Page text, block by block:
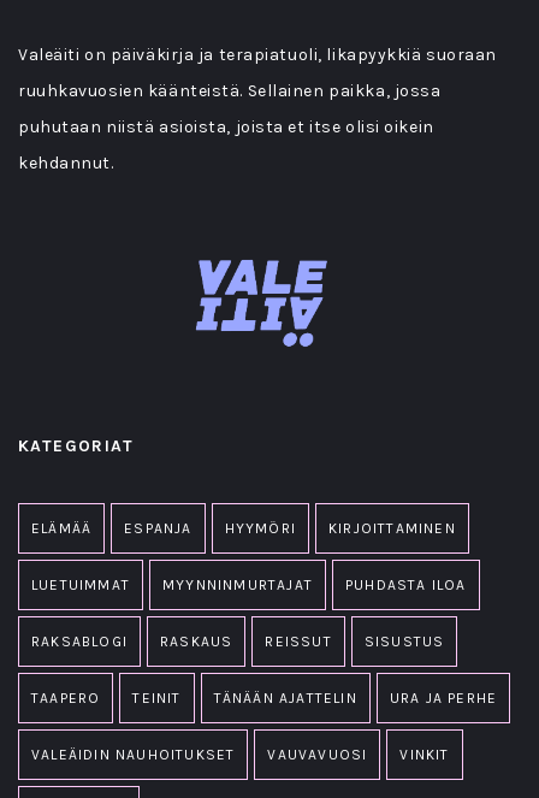
Valeäiti on päiväkirja ja terapiatuoli, likapyykkiä suoraan
ruuhkavuosien käänteistä. Sellainen paikka, jossa
puhutaan niistä asioista, joista et itse olisi oikein
kehdannut.
KATEGORIAT
ELÄMÄÄ ESPANJA HYYMÖRI KIRJOITTAMINEN
LUETUIMMAT MYYNNINMURTAJAT PUHDASTA ILOA
RAKSABLOGI RASKAUS REISSUT SISUSTUS
TAAPERO TEINIT TÄNÄÄN AJATTELIN URA JA PERHE
VALEÄIDIN NAUHOITUKSET VAUVAVUOSI VINKIT